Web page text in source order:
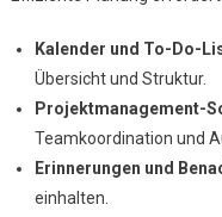
Kalender und To-Do-
Übersicht und Struktur.
Projektmanagement-
Teamkoordination und
Erinnerungen und
einhalten.